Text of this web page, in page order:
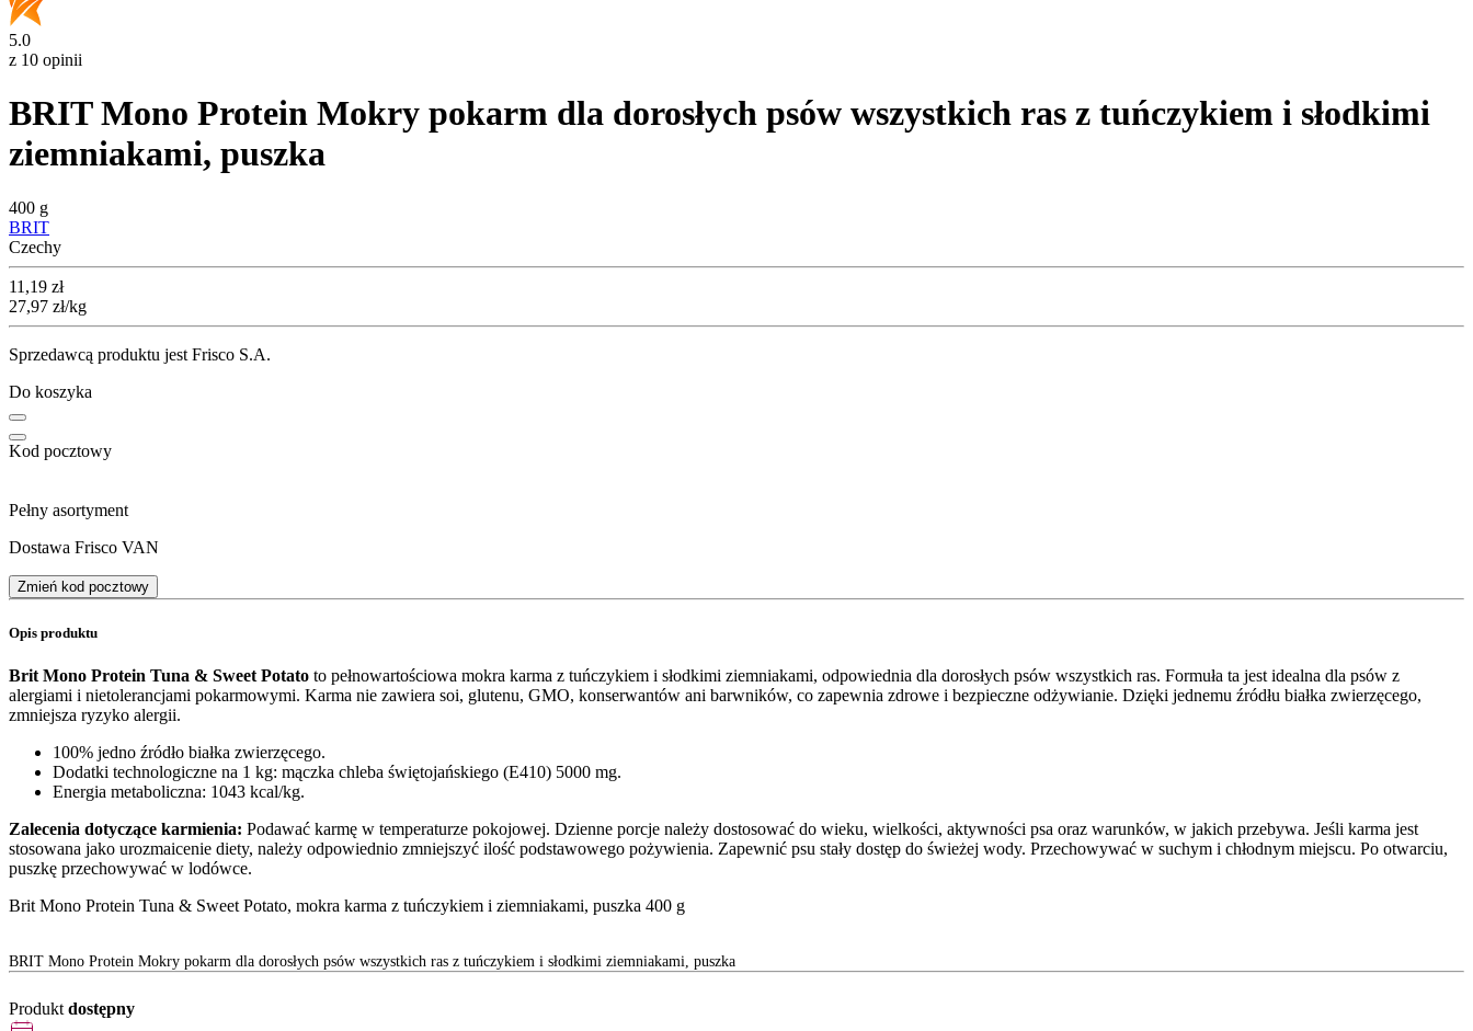
5.0
z 10 opinii
BRIT Mono Protein Mokry pokarm dla dorosłych psów wszystkich ras z tuńczykiem i słodkimi
ziemniakami, puszka
400 g
BRIT
Czechy
Cena
11,19 zł
27,97 zł/kg
Sprzedawcą produktu jest Frisco S.A.
Do koszyka
Kod pocztowy
Pełny asortyment
Dostawa Frisco VAN
Zmień kod pocztowy
Opis produktu
Brit Mono Protein Tuna & Sweet Potato to pełnowartościowa mokra karma z tuńczykiem i słodkimi ziemniakami, odpowiednia dla dorosłych psów wszystkich ras. Formuła ta jest idealna dla psów z
alergiami i nietolerancjami pokarmowymi. Karma nie zawiera soi, glutenu, GMO, konserwantów ani barwników, co zapewnia zdrowe i bezpieczne odżywianie. Dzięki jednemu źródłu białka zwierzęcego,
zmniejsza ryzyko alergii.
100% jedno źródło białka zwierzęcego.
Dodatki technologiczne na 1 kg: mączka chleba świętojańskiego (E410) 5000 mg.
Energia metaboliczna: 1043 kcal/kg.
Zalecenia dotyczące karmienia: Podawać karmę w temperaturze pokojowej. Dzienne porcje należy dostosować do wieku, wielkości, aktywności psa oraz warunków, w jakich przebywa. Jeśli karma jest
stosowana jako urozmaicenie diety, należy odpowiednio zmniejszyć ilość podstawowego pożywienia. Zapewnić psu stały dostęp do świeżej wody. Przechowywać w suchym i chłodnym miejscu. Po otwarciu,
puszkę przechowywać w lodówce.
Brit Mono Protein Tuna & Sweet Potato, mokra karma z tuńczykiem i ziemniakami, puszka 400 g
BRIT Mono Protein Mokry pokarm dla dorosłych psów wszystkich ras z tuńczykiem i słodkimi ziemniakami, puszka
Produkt dostępny